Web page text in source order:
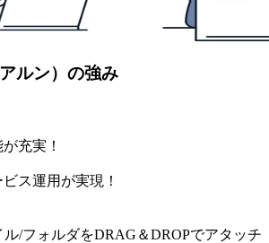
ルン）の強み
充実！
ス運用が実現！
/フォルダをDRAG＆DROPでアタッチ